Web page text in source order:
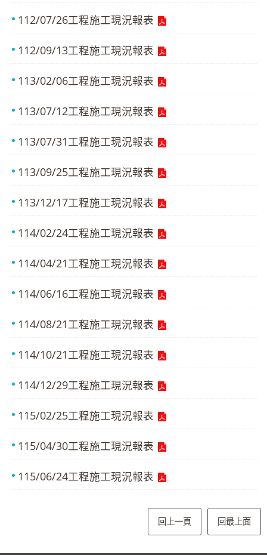
112/07/26工程施工現況報表
112/09/13工程施工現況報表
113/02/06工程施工現況報表
113/07/12工程施工現況報表
113/07/31工程施工現況報表
113/09/25工程施工現況報表
113/12/17工程施工現況報表
114/02/24工程施工現況報表
114/04/21工程施工現況報表
114/06/16工程施工現況報表
114/08/21工程施工現況報表
114/10/21工程施工現況報表
114/12/29工程施工現況報表
115/02/25工程施工現況報表
115/04/30工程施工現況報表
115/06/24工程施工現況報表
回上一頁 回最上面